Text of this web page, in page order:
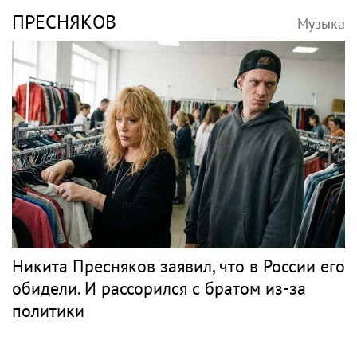
ПРЕСНЯКОВ Музыка
Никита Пресняков заявил, что в России его
обидели. И рассорился с братом из-за
политики